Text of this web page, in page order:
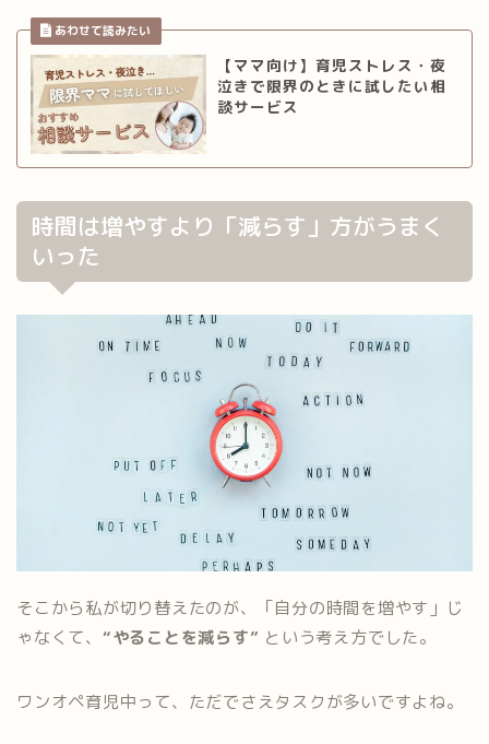
【ママ向け】育児ストレス・夜
泣きで限界のときに試したい相
談サービス
時間は増やすより「減らす」方がうまく
いった
そこから私が切り替えたのが、「自分の時間を増やす」じ
ゃなくて、 “やることを減らす” という考え方でした。
ワンオペ育児中って、ただでさえタスクが多いですよね。